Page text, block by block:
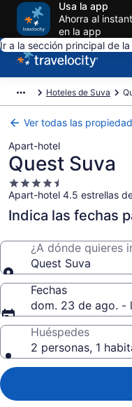
Usa la app
Ahorra al
en la app
Ir a la sección principal de
Hoteles de Suva
Ver todas las
Apart-hotel
Quest Suva
Propiedad
de
4.5
Apart-hotel 4.5 estrellas
Indica las fechas
¿A dónde quieres
Quest Suva
Fechas
dom. 23 de ago. -
Huéspedes
2 personas, 1